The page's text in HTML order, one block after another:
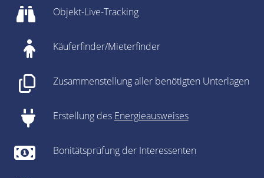
Objekt-Live-Tracking
Käuferfinder/Mieterfinder
Zusammenstellung aller benötigten Unterlagen
Erstellung des Energieausweises
Bonitätsprüfung der Interessenten